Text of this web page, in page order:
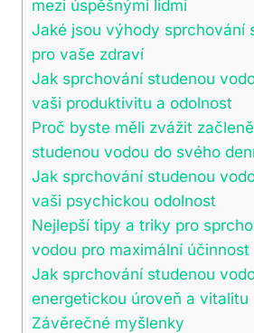
mezi úspěšnými lidmi
Jaké jsou​ výhody sprchování
pro vaše zdraví
Jak sprchování studenou
vaši produktivitu a odolnost
Proč byste ⁢měli zvážit
studenou vodou do svého
Jak sprchování studenou
vaši⁢ psychickou odolnost
Nejlepší ⁢tipy a triky pro
vodou⁣ pro maximální ‌účinnost
Jak sprchování studenou
energetickou ⁤úroveň a vitalitu
Závěrečné myšlenky